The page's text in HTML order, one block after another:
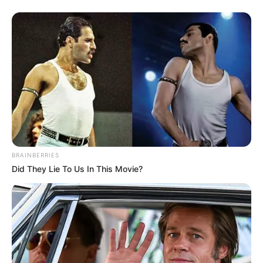
Kolombia bernama James Rodriguez. Namun keduanya kemudian
BRAINBERRIES
Did They Lie To Us In This Movie?